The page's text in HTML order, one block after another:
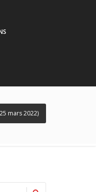
mars 2022)